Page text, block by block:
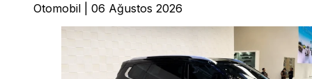
Otomobil 06 Ağustos 2026